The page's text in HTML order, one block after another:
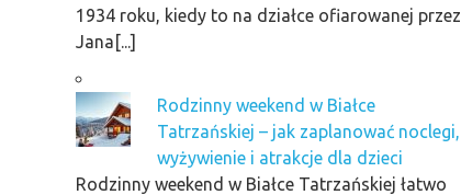
1934 roku, kiedy to na działce ofiarowanej przez
Jana[...]
Rodzinny weekend w Białce
Tatrzańskiej – jak zaplanować noclegi,
wyżywienie i atrakcje dla dzieci
Rodzinny weekend w Białce Tatrzańskiej łatwo